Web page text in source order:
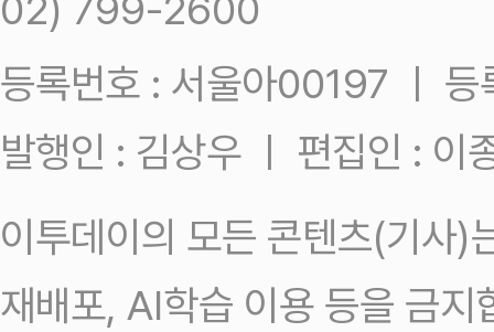
등록번호 : 서울아00197 ㅣ
발행인 : 김상우 ㅣ 편집인 : 이
이투데이의 모든 콘텐츠(기사)
재배포, AI학습 이용 등을 금지